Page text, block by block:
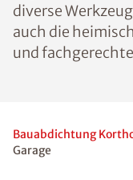
diverse
auch die
und
Bauabdichtung
Garage